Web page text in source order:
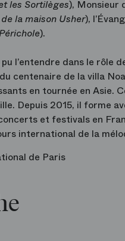
les Sortilèges), Monsieur
la maison Usher),
).
l’entendre dans le rôle
centenaire de la villa
en tournée en Asie.
Depuis 2015, il forme
et festivals en
international de la
de Paris